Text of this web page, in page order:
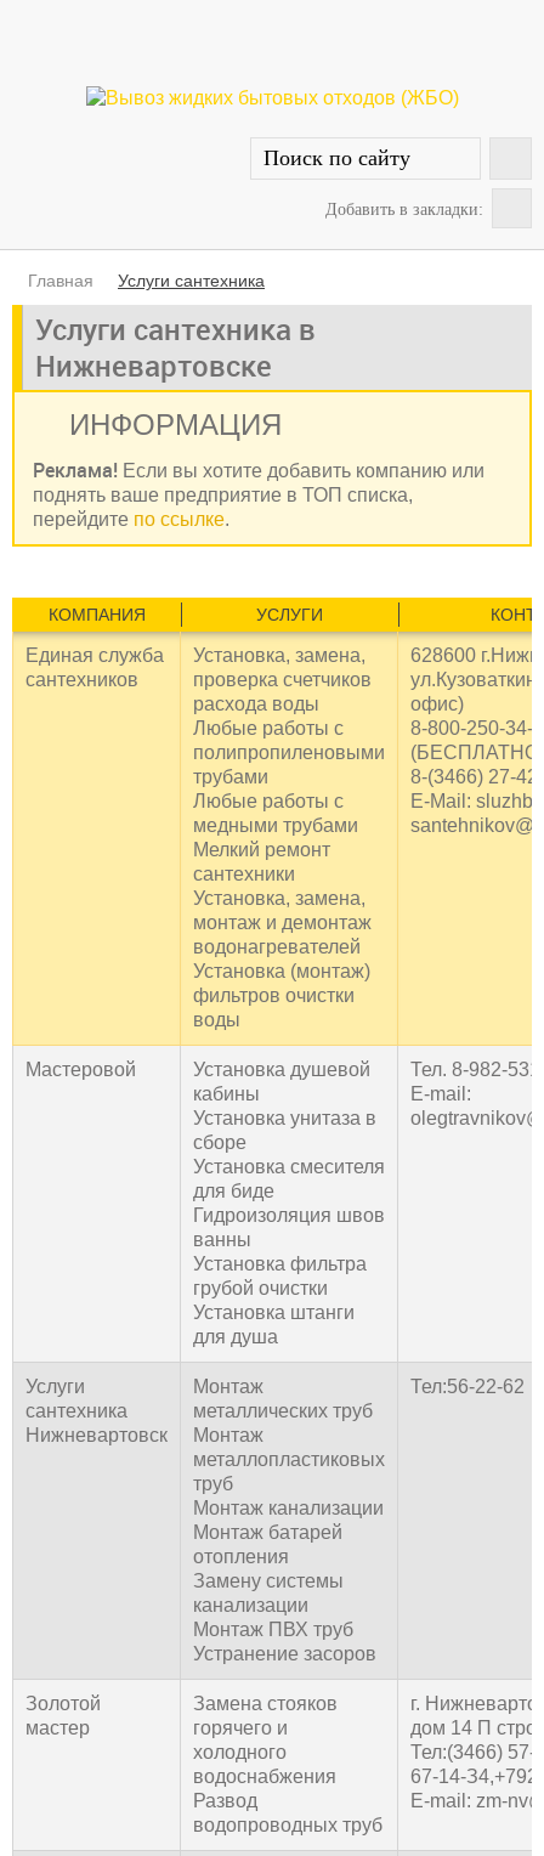
Добавить в закладки:
Главная Услуги сантехника
Услуги сантехника в
Нижневартовске
ИНФОРМАЦИЯ
Реклама! Если вы хотите добавить компанию или
поднять ваше предприятие в ТОП списка,
перейдите по ссылке.
КОМПАНИЯ УСЛУГИ
Единая служба
сантехников
Установка, замена,
проверка счетчиков
расхода воды
Любые работы с
полипропиленовыми
трубами
Любые работы с
медными трубами
Мелкий ремонт
сантехники
Установка, замена,
монтаж и демонтаж
водонагревателей
Установка (монтаж)
фильтров очистки
воды
628600
офис)
8-800-250-34-
(БЕСПЛАТНО
8-(3466) 27-
E-Mail:
Мастеровой
Установка душевой
кабины
Установка унитаза в
сборе
Установка смесителя
для биде
Гидроизоляция швов
ванны
Установка фильтра
грубой очистки
Установка штанги
для душа
Тел. 8-982-
E-mail:
Услуги
сантехника
Нижневартовск
Монтаж
металлических труб
Монтаж
металлопластиковых
труб
Монтаж канализации
Монтаж батарей
отопления
Замену системы
канализации
Монтаж ПВХ труб
Устранение засоров
Тел:56-22-62
Золотой
мастер
Замена стояков
горячего и
холодного
водоснабжения
Развод
водопроводных труб
г.
дом 14 П
Тел:(3466) 57-
67-14-
E-mail: zm-